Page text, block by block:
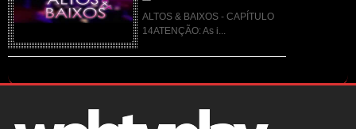
ALTOS & BAIXOS - CAPÍTULO
14ATENÇÃO: As i...